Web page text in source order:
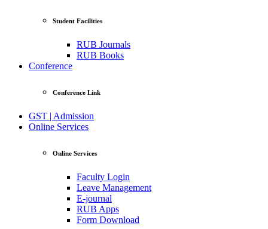
Student Facilities
RUB Journals
RUB Books
Conference
Conference Link
GST | Admission
Online Services
Online Services
Faculty Login
Leave Management
E-journal
RUB Apps
Form Download